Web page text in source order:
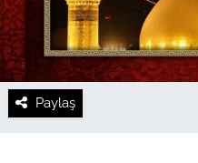
Paylaş